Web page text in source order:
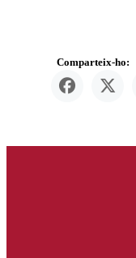
Comparteix-ho: